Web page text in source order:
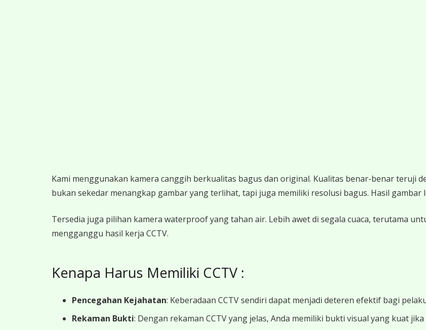
Kami menggunakan kamera canggih berkualitas bagus dan original. Kualitas benar-benar teruji
bukan sekedar menangkap gambar yang terlihat, tapi juga memiliki resolusi bagus. Hasil
Tersedia juga pilihan kamera waterproof yang tahan air. Lebih awet di segala cuaca, terutama
mengganggu hasil kerja CCTV.
Kenapa Harus Memiliki CCTV :
Pencegahan Kejahatan: Keberadaan CCTV sendiri dapat menjadi deteren efektif bagi
Rekaman Bukti: Dengan rekaman CCTV yang jelas, Anda memiliki bukti visual yang kuat